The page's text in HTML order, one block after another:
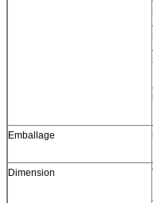
Emballage
Dimension